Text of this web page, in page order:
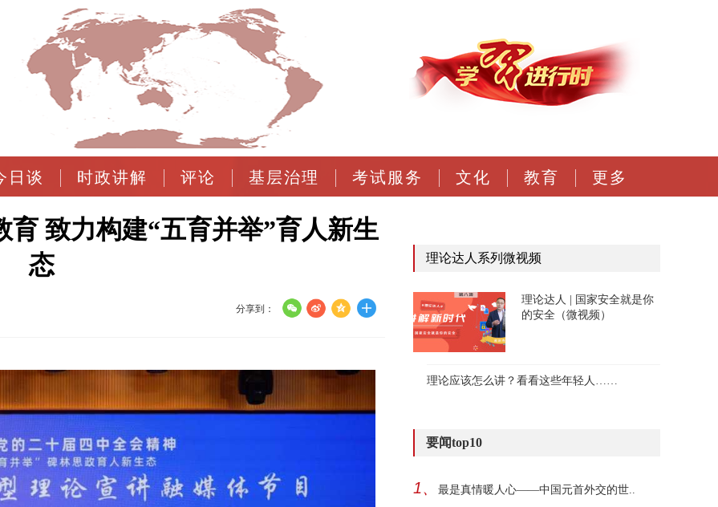
日谈 时政讲解 评论 基层治理 考试服务 文化 教育 更多
育 致力构建“五育并举”育人新生
态
分享到：
理论达人系列微视频
理论达人 | 国家安全就是你
的安全（微视频）
理论应该怎么讲？看看这些年轻人……
要闻top10
1、 最是真情暖人心——中国元首外交的世..